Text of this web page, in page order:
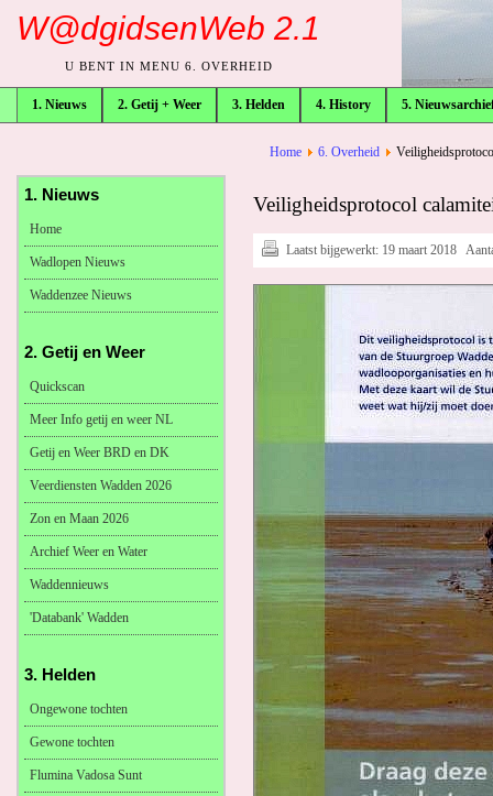
W@dgidsenWeb 2.1
U BENT IN MENU 6. OVERHEID
1. Nieuws 2. Getij + Weer 3. Helden 4. History 5.
broodkruimelpad
Home 6. Overheid
Veiligheidsprotocol
Laatst bijgewerkt: 19 maart 2018
1. Nieuws
Home
Wadlopen Nieuws
Waddenzee Nieuws
2. Getij en Weer
Quickscan
Meer Info getij en weer NL
Getij en Weer BRD en DK
Veerdiensten Wadden 2026
Zon en Maan 2026
Archief Weer en Water
Waddennieuws
'Databank' Wadden
3. Helden
Ongewone tochten
Gewone tochten
Flumina Vadosa Sunt